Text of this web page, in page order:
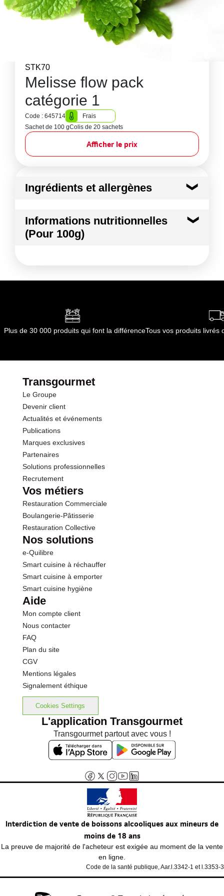
STK70
Melisse flow pack
catégorie 1
Code : 645714
Frais
Sachet de 100 gColis de 20 sachets
Afficher le prix
Ingrédients et allergènes
Melisse
Conformément aux informations transmises
Informations nutritionnelles
(Pour 100g)
Kilojoules 159 kj
dont Acides gras saturés 0.20 g
dont Sucres
Fibres
Protéines
Sel
Plus de 30 000 produits qui font la différenceTous vos produits livrés
Transgourmet
Le Groupe
Devenir client
Actualités et événements
Publications
Marques exclusives
Partenaires
Solutions professionnelles
Recrutement
Vos métiers
Restauration Commerciale
Boulangerie-Pâtisserie
Restauration Collective
Nos solutions
e-Quilibre
Smart cuisine à réchauffer
Smart cuisine à emporter
Smart cuisine hygiène
Aide
Mon compte client
Nous contacter
FAQ
Plan du site
CGV
Mentions légales
Signalement éthique
Cookies Settings
L'application Transgourmet
Transgourmet partout avec vous !
Interdiction de vente de boissons alcooliques aux mineurs de
moins de 18 ans
La preuve de majorité de l'acheteur est exigée au moment de la vente
en ligne.
Code de la santé publique, Aar.l.3342-1 et l.3353-3